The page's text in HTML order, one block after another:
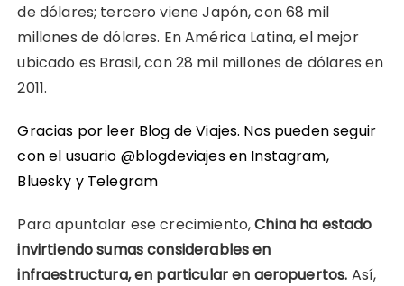
de dólares; tercero viene Japón, con 68 mil
millones de dólares. En América Latina, el mejor
ubicado es Brasil, con 28 mil millones de dólares en
2011.
Gracias por leer Blog de Viajes. Nos pueden seguir
con el usuario @blogdeviajes en Instagram,
Bluesky y Telegram
Para apuntalar ese crecimiento,China ha estado
invirtiendo sumas considerables en
infraestructura, en particular en aeropuertos. Así,